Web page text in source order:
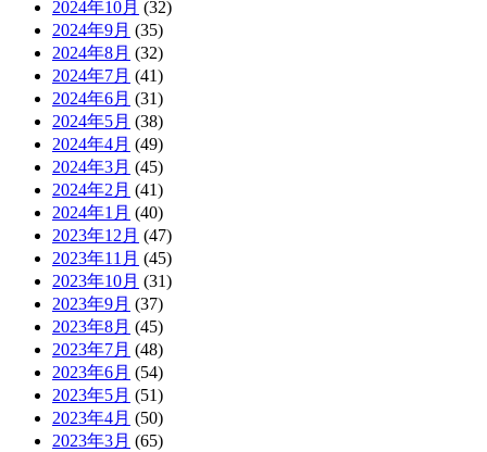
2024年10月 (32)
2024年9月 (35)
2024年8月 (32)
2024年7月 (41)
2024年6月 (31)
2024年5月 (38)
2024年4月 (49)
2024年3月 (45)
2024年2月 (41)
2024年1月 (40)
2023年12月 (47)
2023年11月 (45)
2023年10月 (31)
2023年9月 (37)
2023年8月 (45)
2023年7月 (48)
2023年6月 (54)
2023年5月 (51)
2023年4月 (50)
2023年3月 (65)